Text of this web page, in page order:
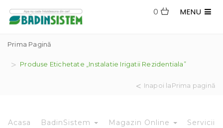
MENU
0
Prima Pagină
Produse Etichetate „instalatie Irigatii Rezidentiala”
Inapoi laPrima pagină
Acasa BadinSistem Magazin Online Servicii